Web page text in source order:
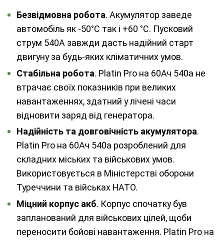
Безвідмовна робота. Акумулятор заведе
автомобіль як -50°С так і +60 °C. Пусковий
струм 540А завжди дасть надійний старт
двигуну за будь-яких кліматичних умов.
Стабільна робота. Platin Pro на 60Ач 540а не
втрачає своїх показників при великих
навантаженнях, здатний у лічені часи
відновити заряд від генератора.
Надійність та довговічність акумулятора.
Platin Pro на 60Ач 540а розроблений для
складних міських та військових умов.
Використовується в Міністерстві оборони
Туреччини та військах НАТО.
Міцний корпус акб. Корпус спочатку був
запланований для військових цілей, щоби
переносити бойові навантаження. Platin Pro на